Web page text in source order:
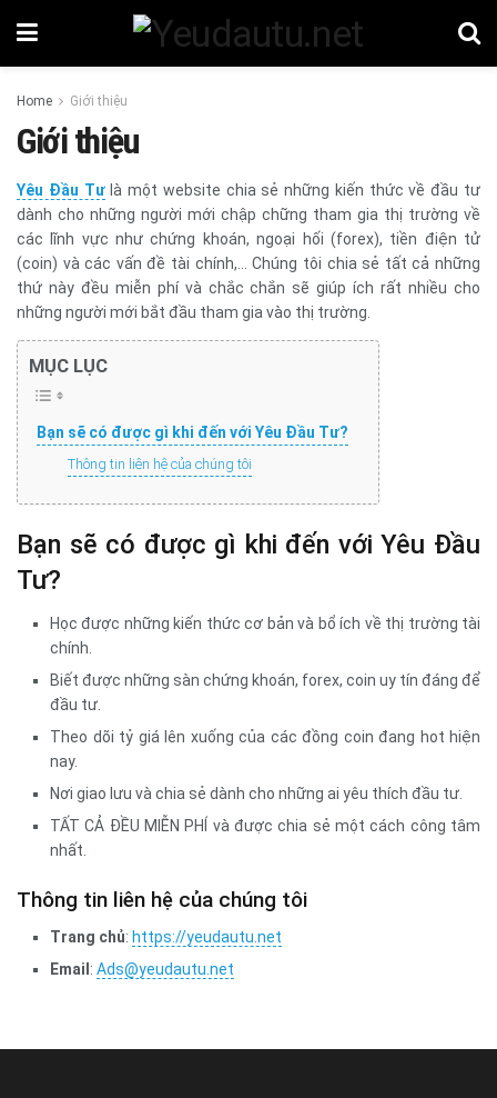
Home Giới thiệu
Giới thiệu
Yêu Đầu Tưlà một website chia sẻ những kiến thức về đầu tư
dành cho những người mới chập chững tham gia thị trường về
các lĩnh vực như chứng khoán, ngoại hối (forex), tiền điện tử
(coin) và các vấn đề tài chính,… Chúng tôi chia sẻ tất cả những
thứ này đều miễn phí và chắc chắn sẽ giúp ích rất nhiều cho
những người mới bắt đầu tham gia vào thị trường.
MỤC LỤC
Bạn sẽ có được gì khi đến với Yêu Đầu Tư?
Thông tin liên hệ của chúng tôi
Bạn sẽ có được gì khi đến với Yêu Đầu
Tư?
Học được những kiến thức cơ bản và bổ ích về thị trường tài
chính.
Biết được những sàn chứng khoán, forex, coin uy tín đáng để
đầu tư.
Theo dõi tỷ giá lên xuống của các đồng coin đang hot hiện
nay.
Nơi giao lưu và chia sẻ dành cho những ai yêu thích đầu tư.
TẤT CẢ ĐỀU MIỄN PHÍ và được chia sẻ một cách công tâm
nhất.
Thông tin liên hệ của chúng tôi
Trang chủ: https://yeudautu.net
Email : Ads@yeudautu.net